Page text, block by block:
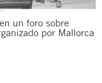
un foro sobre
por Mallorca